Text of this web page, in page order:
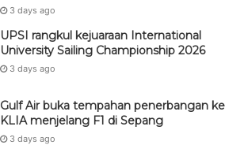
3 days ago
UPSI rangkul kejuaraan International
University Sailing Championship 2026
3 days ago
Gulf Air buka tempahan penerbangan ke
KLIA menjelang F1 di Sepang
3 days ago